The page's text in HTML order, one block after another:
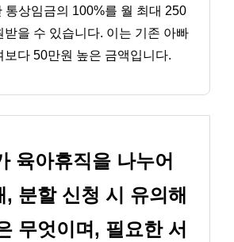
통상임금의 100%를 월 최대 250
받을 수 있습니다. 이는 기존 아빠
보다 50만원 높은 금액입니다.
육아휴직을 나누어
, 분할 신청 시 유의해
무엇이며, 필요한 서